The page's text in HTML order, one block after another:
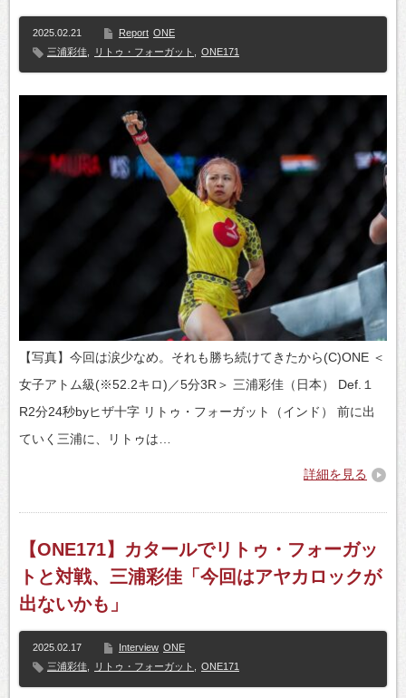
2025.02.21 Report ONE
三浦彩佳
リトゥ・フォーガット ONE171
【写真】今回は涙少なめ。それも勝ち続けてきたから(C)ONE ＜
女子アトム級(※52.2キロ)／5分3R＞ 三浦彩佳（日本） Def.１
R2分24秒byヒザ十字 リトゥ・フォーガット（インド） 前に出
ていく三浦に、リトゥは…
詳細を見る
【ONE171】カタールでリトゥ・フォーガッ
トと対戦、三浦彩佳「今回はアヤカロックが
出ないかも」
2025.02.17 Interview ONE
三浦彩佳
リトゥ・フォーガット ONE171